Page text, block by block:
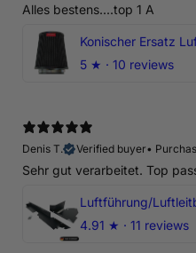
Alles bestens....top 1 A
5 ★ · 10 reviews
Denis T.
Verified buyer•
Sehr gut verarbeitet. Top
4.91 ★ · 11 reviews